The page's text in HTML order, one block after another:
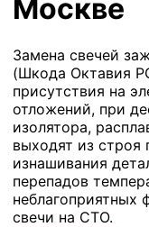
Москве
Замена свечей
(Шкода Октавия
присутствия на
отложений, при
изолятора,
выходят из строя
изнашивания
перепадов
свечи на СТО.